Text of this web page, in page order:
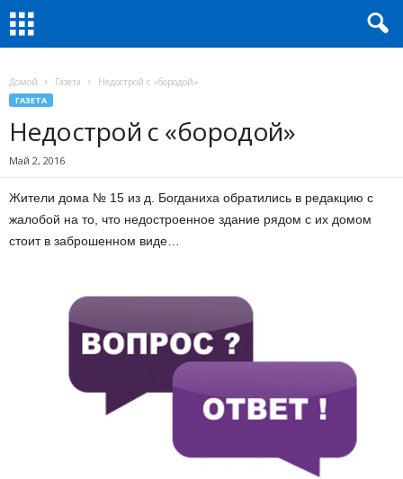
Домой Газета Недострой с «бородой»
ГАЗЕТА
Недострой с «бородой»
Май 2, 2016
Жители дома № 15 из д. Богданиха обратились в редакцию с
жалобой на то, что недостроенное здание рядом с их домом
стоит в заброшенном виде…